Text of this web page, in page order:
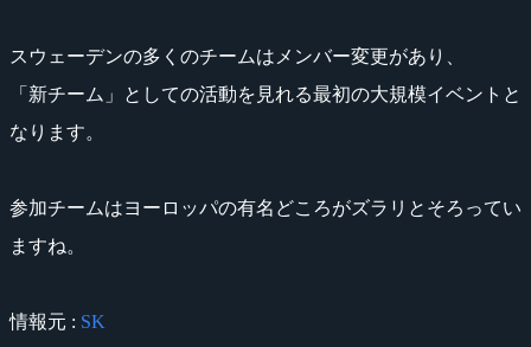
スウェーデンの多くのチームはメンバー変更があり、
「新チーム」としての活動を見れる最初の大規模イベントと
なります。
参加チームはヨーロッパの有名どころがズラリとそろってい
ますね。
情報元 : SK